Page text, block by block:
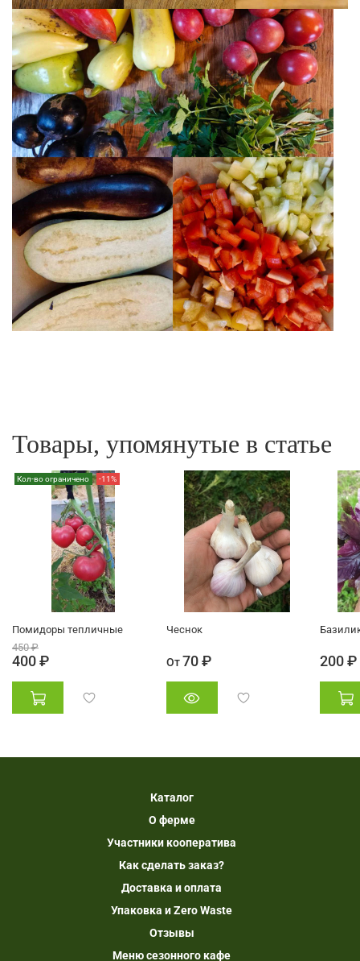
Товары, упомянутые в статье
Кол-во ограничено -11%
Помидоры тепличные
450 ₽
400 ₽
Чеснок
От 70 ₽ 200 ₽
Каталог
О ферме
Участники кооператива
Как сделать заказ?
Доставка и оплата
Упаковка и Zero Waste
Отзывы
Меню сезонного кафе